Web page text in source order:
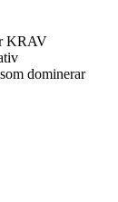
KRAV
dominerar